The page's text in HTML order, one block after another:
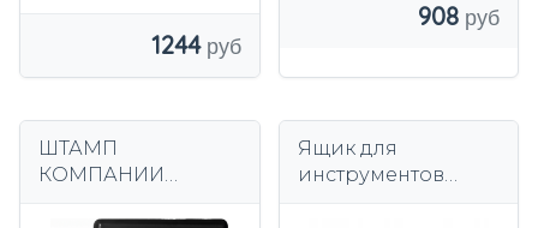
1244
908
ШТАМП
КОМПАНИИ
Ящик для
инструментов